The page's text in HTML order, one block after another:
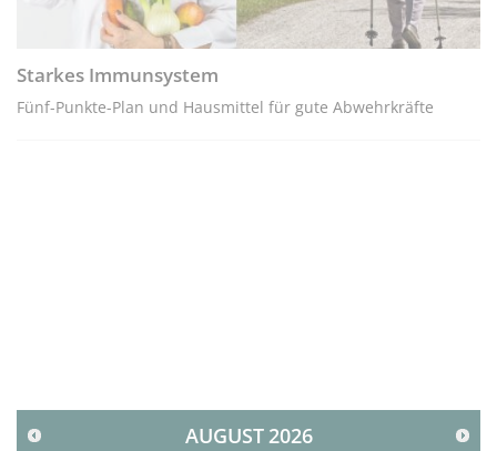
Starkes Immunsystem
Fünf-Punkte-Plan und Hausmittel für gute Abwehrkräfte
AUGUST2026